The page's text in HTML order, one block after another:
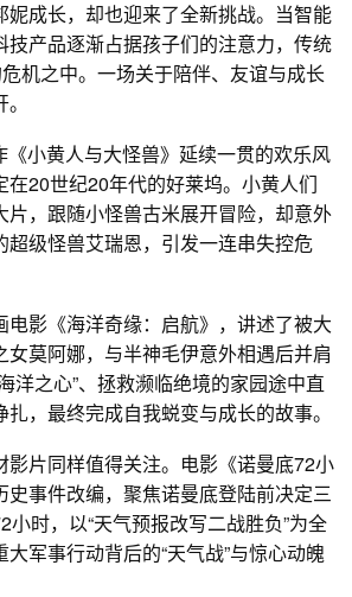
妮成长，却也迎来了全新挑战。当智能
技产品逐渐占据孩子们的注意力，传统
机之中。一场关于陪伴、友谊与成长
小黄人与大怪兽》延续一贯的欢乐风
在20世纪20年代的好莱坞。小黄人们
片，跟随小怪兽古米展开冒险，却意外
超级怪兽艾瑞恩，引发一连串失控危
影《海洋奇缘：启航》，讲述了被大
女莫阿娜，与半神毛伊意外相遇后并肩
洋之心”、拯救濒临绝境的家园途中直
，最终完成自我蜕变与成长的故事。
片同样值得关注。电影《诺曼底72小
史事件改编，聚焦诺曼底登陆前决定三
时，以“天气预报改写二战胜负”为全
军事行动背后的“天气战”与惊心动魄